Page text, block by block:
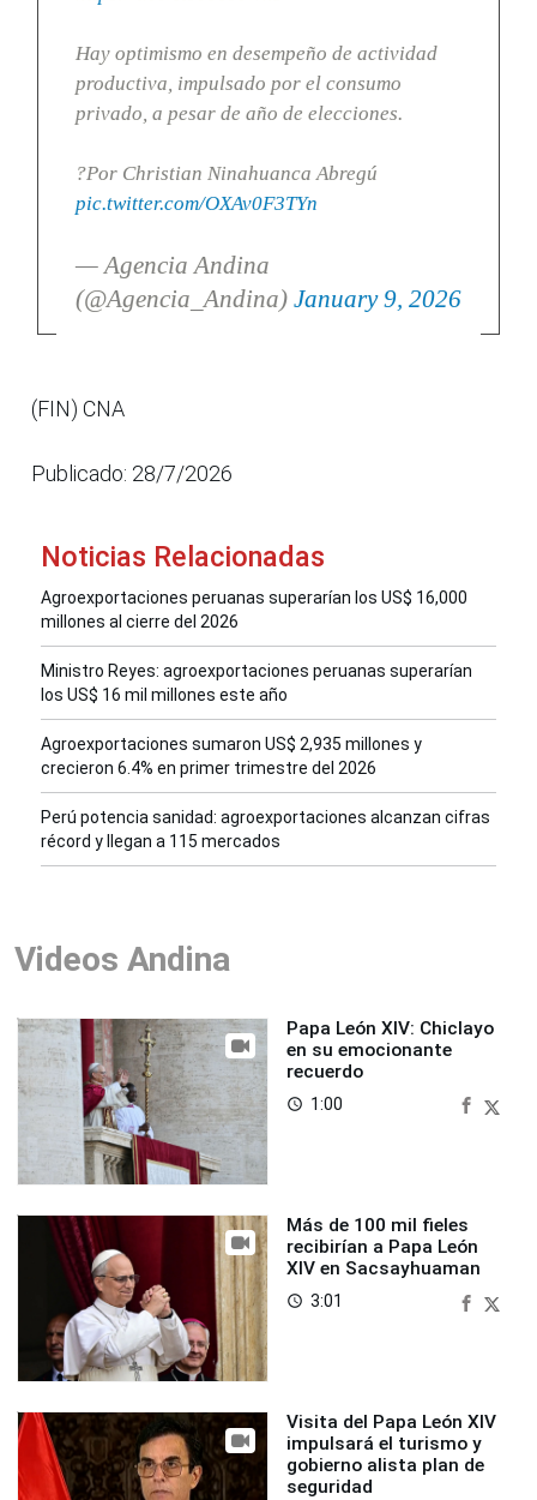
Hay optimismo en desempeño de actividad
productiva, impulsado por el consumo
privado, a pesar de año de elecciones.
?Por Christian Ninahuanca Abregú
pic.twitter.com/OXAv0F3TYn
— Agencia Andina
(@Agencia_Andina) January 9, 2026
(FIN) CNA
Publicado: 28/7/2026
Noticias Relacionadas
Agroexportaciones peruanas superarían los US$ 16,000
millones al cierre del 2026
Ministro Reyes: agroexportaciones peruanas superarían
los US$ 16 mil millones este año
Agroexportaciones sumaron US$ 2,935 millones y
crecieron 6.4% en primer trimestre del 2026
Perú potencia sanidad: agroexportaciones alcanzan cifras
récord y llegan a 115 mercados
Videos Andina
Papa León XIV: Chiclayo
en su emocionante
recuerdo
access_time 1:00
Más de 100 mil fieles
recibirían a Papa León
XIV en Sacsayhuaman
access_time 3:01
Visita del Papa León XIV
impulsará el turismo y
gobierno alista plan de
seguridad